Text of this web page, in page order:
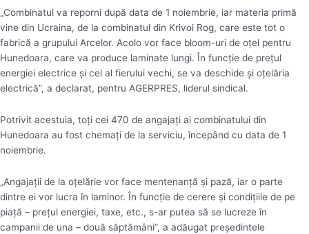
„Combinatul va reporni după data de 1 noiembrie, iar materia primă
vine din Ucraina, de la combinatul din Krivoi Rog, care este tot o
fabrică a grupului Arcelor. Acolo vor face bloom-uri de oţel pentru
Hunedoara, care va produce laminate lungi. În funcţie de preţul
energiei electrice şi cel al fierului vechi, se va deschide şi oţelăria
electrică”, a declarat, pentru AGERPRES, liderul sindical.
Potrivit acestuia, toţi cei 470 de angajaţi ai combinatului din
Hunedoara au fost chemaţi de la serviciu, începând cu data de 1
noiembrie.
„Angajaţii de la oţelărie vor face mentenanţă şi pază, iar o parte
dintre ei vor lucra în laminor. În funcţie de cerere şi condiţiile de pe
piaţă – preţul energiei, taxe, etc., s-ar putea să se lucreze în
campanii de una – două săptămâni”, a adăugat preşedintele